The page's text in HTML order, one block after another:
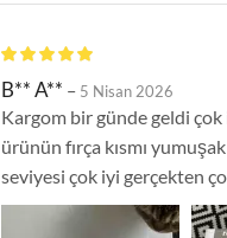
B** A** – 5 Nisan 2026
Kargom bir günde geldi
ürünün fırça kısmı
seviyesi çok iyi gerçekten